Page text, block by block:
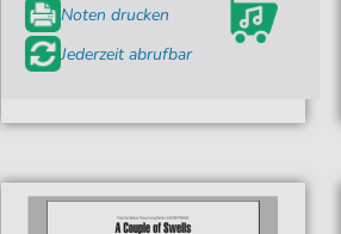
Noten drucken
Jederzeit abrufbar